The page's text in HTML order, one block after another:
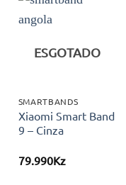
desejos
ESGOTADO
SMARTBANDS
Xiaomi Smart Band
9 – Cinza
79.990Kz